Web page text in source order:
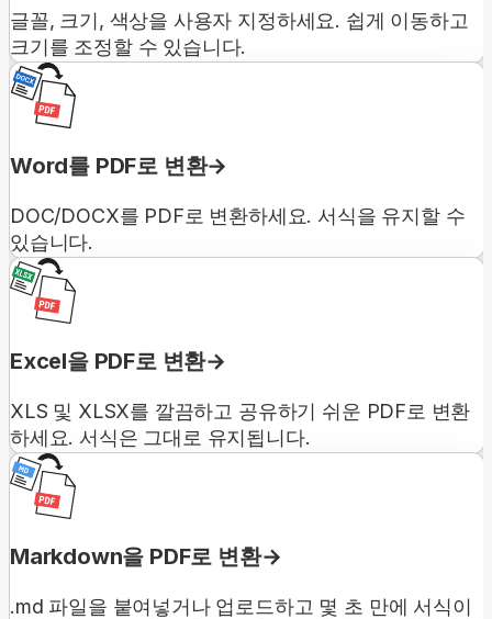
글꼴, 크기, 색상을 사용자 지정하세요. 쉽게 이동하고
크기를 조정할 수 있습니다.
Word를 PDF로 변환
DOC/DOCX를 PDF로 변환하세요. 서식을 유지할 수
있습니다.
Excel을 PDF로 변환
XLS 및 XLSX를 깔끔하고 공유하기 쉬운 PDF로 변환
하세요. 서식은 그대로 유지됩니다.
Markdown을 PDF로 변환
.md 파일을 붙여넣거나 업로드하고 몇 초 만에 서식이